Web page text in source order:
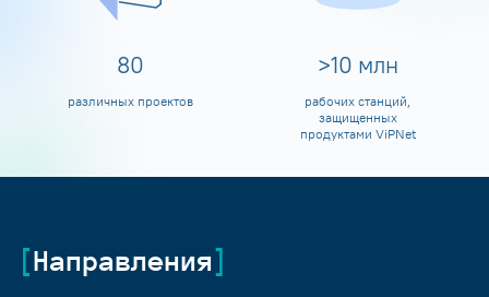
80
различных проектов
>10 млн
рабочих станций,
защищенных
продуктами ViPNet
Направления